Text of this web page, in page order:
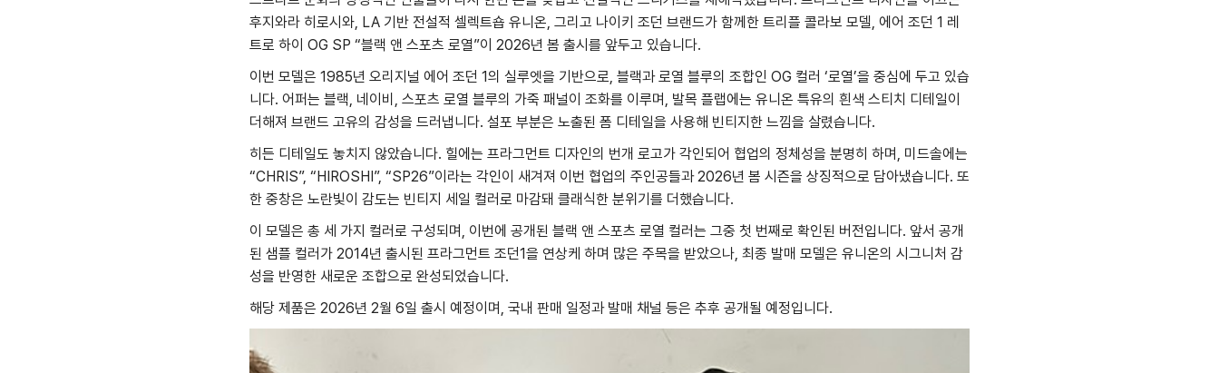
후지와라 히로시와, LA 기반 전설적 셀렉트숍 유니온, 그리고 나이키 조던 브랜드가 함께한 트리플 콜라보 모델, 에어 조던 1 레
트로 하이 OG SP “블랙 앤 스포츠 로열”이 2026년 봄 출시를 앞두고 있습니다.
이번 모델은 1985년 오리지널 에어 조던 1의 실루엣을 기반으로, 블랙과 로열 블루의 조합인 OG 컬러 ‘로열’을 중심에 두고 있습
니다. 어퍼는 블랙, 네이비, 스포츠 로열 블루의 가죽 패널이 조화를 이루며, 발목 플랩에는 유니온 특유의 흰색 스티치 디테일이
더해져 브랜드 고유의 감성을 드러냅니다. 설포 부분은 노출된 폼 디테일을 사용해 빈티지한 느낌을 살렸습니다.
히든 디테일도 놓치지 않았습니다. 힐에는 프라그먼트 디자인의 번개 로고가 각인되어 협업의 정체성을 분명히 하며, 미드솔에는
“CHRIS”, “HIROSHI”, “SP26”이라는 각인이 새겨져 이번 협업의 주인공들과 2026년 봄 시즌을 상징적으로 담아냈습니다. 또
한 중창은 노란빛이 감도는 빈티지 세일 컬러로 마감돼 클래식한 분위기를 더했습니다.
이 모델은 총 세 가지 컬러로 구성되며, 이번에 공개된 블랙 앤 스포츠 로열 컬러는 그중 첫 번째로 확인된 버전입니다. 앞서 공개
된 샘플 컬러가 2014년 출시된 프라그먼트 조던1을 연상케 하며 많은 주목을 받았으나, 최종 발매 모델은 유니온의 시그니처 감
성을 반영한 새로운 조합으로 완성되었습니다.
해당 제품은 2026년 2월 6일 출시 예정이며, 국내 판매 일정과 발매 채널 등은 추후 공개될 예정입니다.